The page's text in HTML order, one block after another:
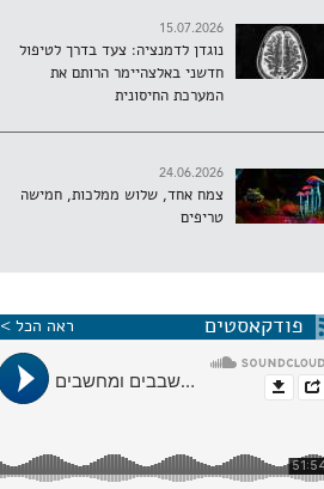
15.07.2026
נוגדן לדמנציה: צעד בדרך לטיפול
חדשני באלצהיימר הרותם את
המערכת החיסונית
24.06.2026
צמח אחד, שלוש ממלכות, חמישה
טריפים
פודקאסטים ראה הכל >